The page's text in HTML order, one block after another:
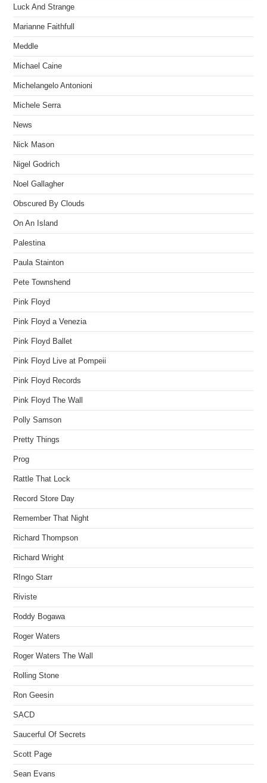
Luck And Strange
Marianne Faithfull
Meddle
Michael Caine
Michelangelo Antonioni
Michele Serra
News
Nick Mason
Nigel Godrich
Noel Gallagher
Obscured By Clouds
On An Island
Palestina
Paula Stainton
Pete Townshend
Pink Floyd
Pink Floyd a Venezia
Pink Floyd Ballet
Pink Floyd Live at Pompeii
Pink Floyd Records
Pink Floyd The Wall
Polly Samson
Pretty Things
Prog
Rattle That Lock
Record Store Day
Remember That Night
Richard Thompson
Richard Wright
RIngo Starr
Riviste
Roddy Bogawa
Roger Waters
Roger Waters The Wall
Rolling Stone
Ron Geesin
SACD
Saucerful Of Secrets
Scott Page
Sean Evans